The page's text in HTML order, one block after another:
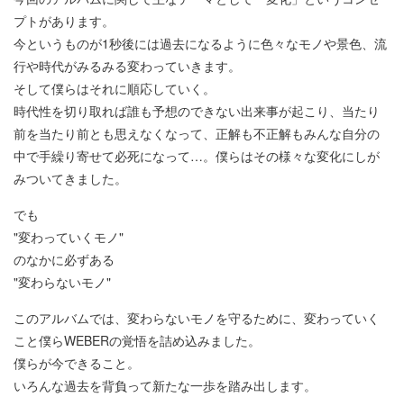
プトがあります。
今というものが1秒後には過去になるように色々なモノや景色、流
行や時代がみるみる変わっていきます。
そして僕らはそれに順応していく。
時代性を切り取れば誰も予想のできない出来事が起こり、当たり
前を当たり前とも思えなくなって、正解も不正解もみんな自分の
中で手繰り寄せて必死になって…。僕らはその様々な変化にしが
みついてきました。
でも
"変わっていくモノ"
のなかに必ずある
"変わらないモノ"
このアルバムでは、変わらないモノを守るために、変わっていく
こと僕らWEBERの覚悟を詰め込みました。
僕らが今できること。
いろんな過去を背負って新たな一歩を踏み出します。